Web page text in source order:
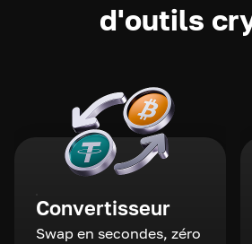
d'outils
Convertisseur
Swap en secondes, zéro